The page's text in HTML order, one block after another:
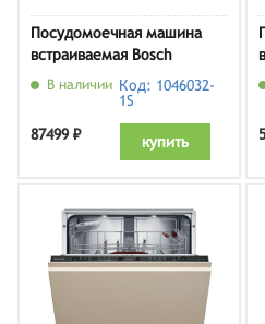
Посудомоечная машина
встраиваемая Bosch
SBD6ECX12E
В наличии Код: 1046032-
1S
87499 ₽
купить